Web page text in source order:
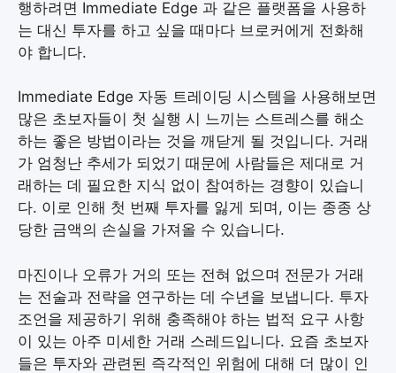
행하려면 Immediate Edge 과 같은 플랫폼을 사용하
는 대신 투자를 하고 싶을 때마다 브로커에게 전화해
야 합니다.
Immediate Edge 자동 트레이딩 시스템을 사용해보면
많은 초보자들이 첫 실행 시 느끼는 스트레스를 해소
하는 좋은 방법이라는 것을 깨닫게 될 것입니다. 거래
가 엄청난 추세가 되었기 때문에 사람들은 제대로 거
래하는 데 필요한 지식 없이 참여하는 경향이 있습니
다. 이로 인해 첫 번째 투자를 잃게 되며, 이는 종종 상
당한 금액의 손실을 가져올 수 있습니다.
마진이나 오류가 거의 또는 전혀 없으며 전문가 거래
는 전술과 전략을 연구하는 데 수년을 보냅니다. 투자
조언을 제공하기 위해 충족해야 하는 법적 요구 사항
이 있는 아주 미세한 거래 스레드입니다. 요즘 초보자
들은 투자와 관련된 즉각적인 위험에 대해 더 많이 인